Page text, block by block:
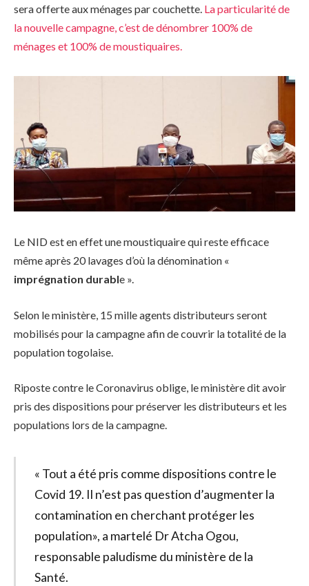
sera offerte aux ménages par couchette. La particularité de
la nouvelle campagne, c’est de dénombrer 100% de
ménages et 100% de moustiquaires.
Le NID est en effet une moustiquaire qui reste efficace
même après 20 lavages d’où la dénomination «
imprégnation durable ».
Selon le ministère, 15 mille agents distributeurs seront
mobilisés pour la campagne afin de couvrir la totalité de la
population togolaise.
Riposte contre le Coronavirus oblige, le ministère dit avoir
pris des dispositions pour préserver les distributeurs et les
populations lors de la campagne.
« Tout a été pris comme dispositions contre le
Covid 19. Il n’est pas question d’augmenter la
contamination en cherchant protéger les
population», a martelé Dr Atcha Ogou,
responsable paludisme du ministère de la
Santé.